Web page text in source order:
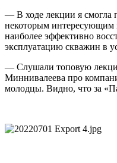
— В ходе лекции я смогла
некоторым интересующим
наиболее эффективно
эксплуатацию скважин в
— Слушали топовую
Миннивалеева про
молодцы. Видно, что за